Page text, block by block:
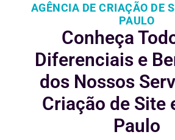
AGÊNCIA DE CRIAÇÃO DE
PAULO
Conheça
Diferenciais e
dos Nossos
Criação de Site
Paulo